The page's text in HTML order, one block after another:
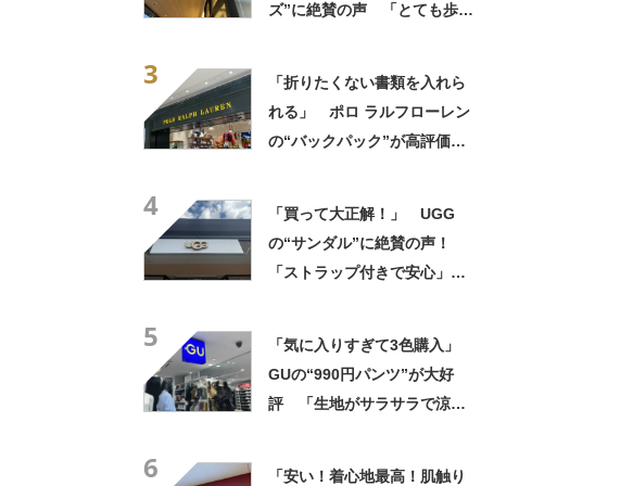
ズ”に絶賛の声 「とても歩き
3
「折りたくない書類を入れら
れる」 ポロ ラルフローレン
の“バックパック”が高評価
4
「買って大正解！」 UGG
の“サンダル”に絶賛の声！
「ストラップ付きで安心」
5
「気に入りすぎて3色購入」
GUの“990円パンツ”が大好
評 「生地がサラサラで涼し
6
「安い！着心地最高！肌触り